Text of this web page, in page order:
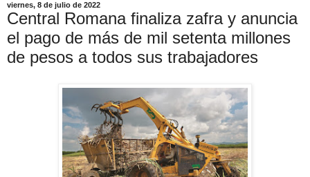
viernes, 8 de julio de 2022
Central Romana finaliza zafra y anuncia
el pago de más de mil setenta millones
de pesos a todos sus trabajadores